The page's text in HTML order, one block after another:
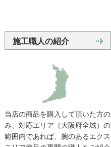
施工職人の紹介
当店の商品を購入して頂いた方の
み、対応エリア（大阪府全域）の
範囲内であれば、腕のあるエクス